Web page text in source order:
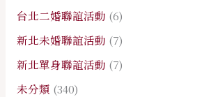
台北二婚聯誼活動 (6)
新北未婚聯誼活動 (7)
新北單身聯誼活動 (7)
未分類 (340)